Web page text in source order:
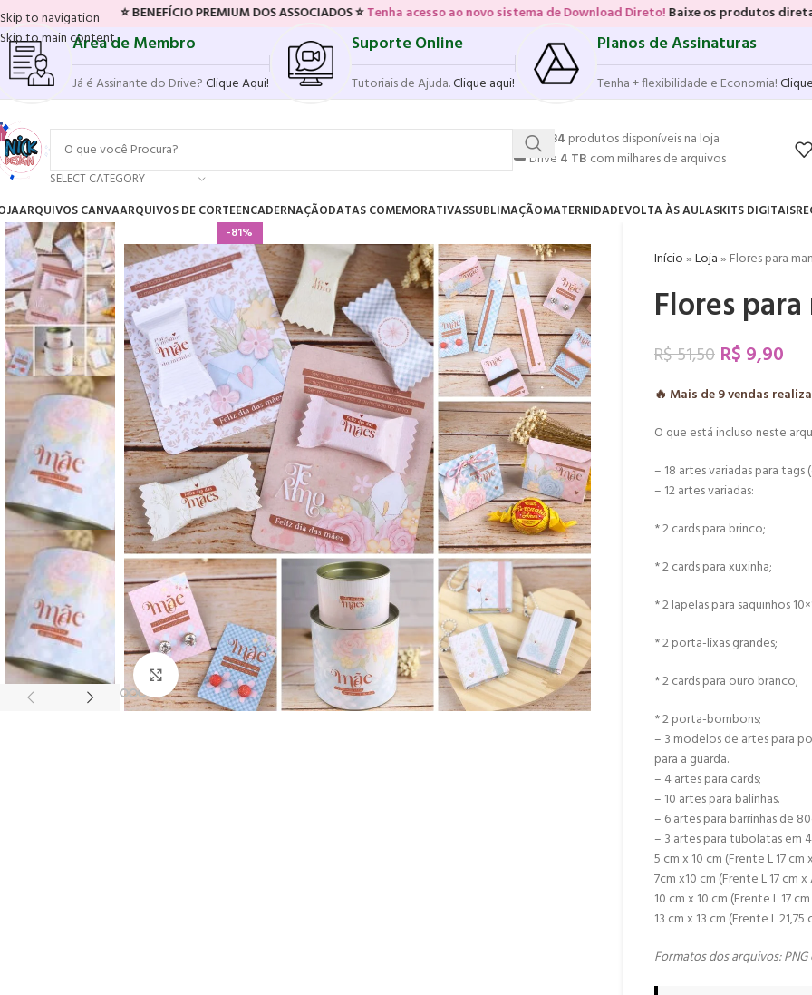
Skip to navigation
Skip to main content
⭐ BENEFÍCIO PREMIUM DOS ASSOCIADOS ⭐Tenha acesso ao novo sistema de Download Direto!Baixe os produtos diretamente das
Área de Membro
Já é Assinante do Drive?Clique Aqui!
Suporte Online
Tutoriais de Ajuda.Clique aqui!
Planos de Assinaturas
Tenha + flexibilidade e Economia!
SELECT CATEGORY
💥17.584 produtos disponíveis na loja
☁️ Drive 4 TB com milhares de arquivos
ARQUIVOS CANVAARQUIVOS DE CORTEENCADERNAÇÃODATAS COMEMORATIVASSUBLIMAÇÃOMATERNIDADEVOLTA ÀS AULASKITS DIGITAIS
-81%
Click to enlarge
Início»Loja» Flores para
Flores
R$51,50 R$ 9,90
🔥 Mais de9vendas
O que está incluso neste
– 18 artes variadas para
– 12 artes variadas:
* 2 cards para brinco;
* 2 cards para xuxinha;
* 2 lapelas para saquinhos
* 2 porta-lixas grandes;
* 2 cards para ouro branco;
* 2 porta-bombons;
– 3 modelos de artes para
para a guarda.
– 4 artes para cards;
– 10 artes para balinhas.
– 6 artes para barrinhas de
– 3 artes para tubolatas em
5 cm x 10 cm (Frente L 17 cm
7cm x10 cm (Frente L 17 cm
10 cm x 10 cm (Frente L 17
13 cm x 13 cm (Frente L 21,75
Formatos dos arquivos: